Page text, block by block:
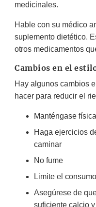
medicinales.
Hable con su médico
suplemento dietético.
otros medicamentos
Cambios en el
Hay algunos cambios
hacer para reducir el
Manténgase
Haga ejercicios
caminar
No fume
Limite el
Asegúrese de
suficiente calcio